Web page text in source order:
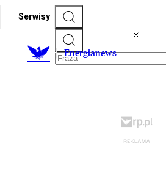
Serwisy
Energianews